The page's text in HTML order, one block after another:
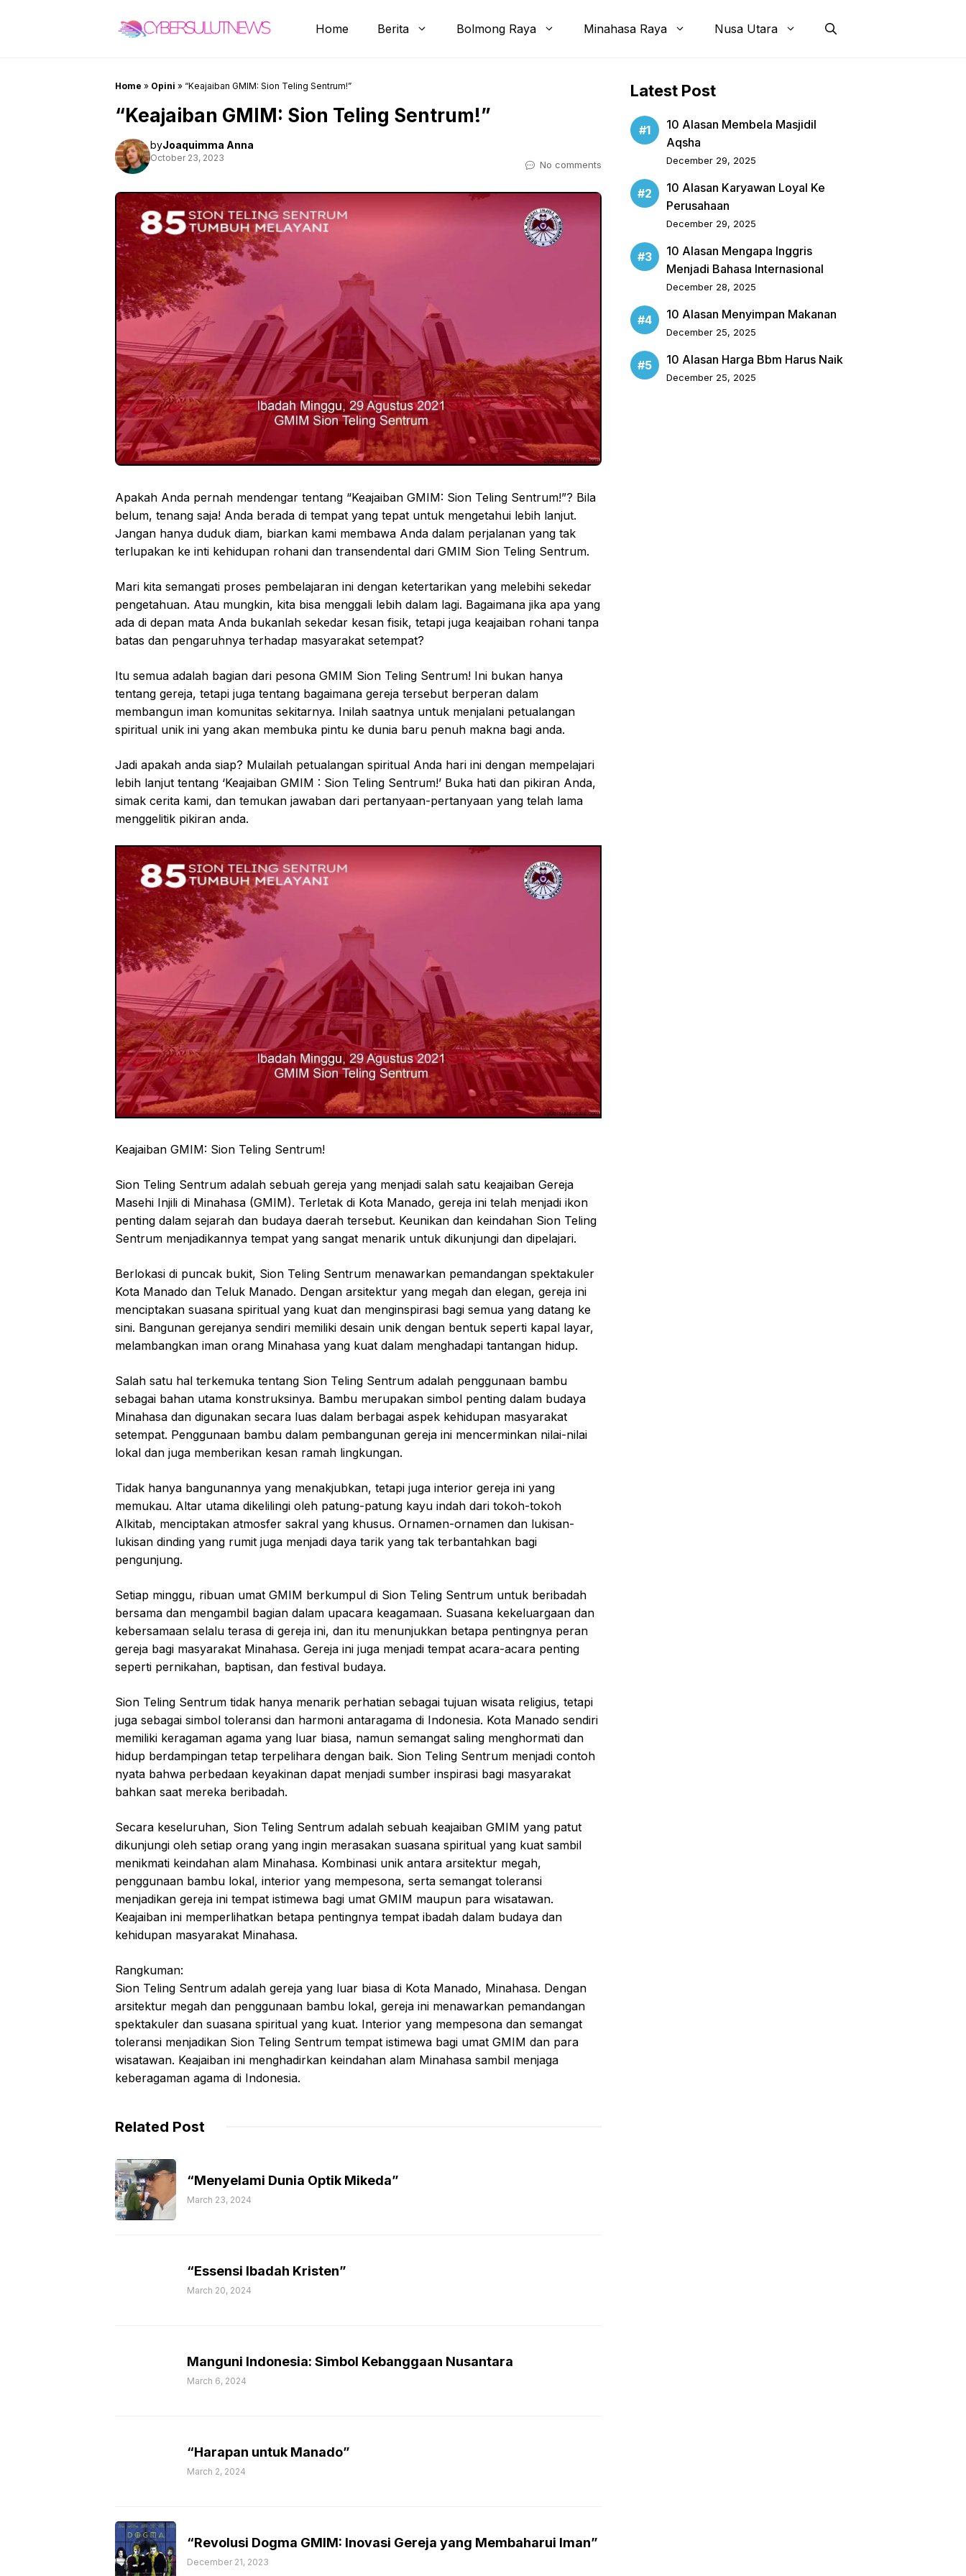
Home Berita Bolmong Raya Minahasa Raya Nusa Utara
Home » Opini » “Keajaiban GMIM: Sion Teling Sentrum!”
“Keajaiban GMIM: Sion Teling Sentrum!”
byJoaquimma Anna
October 23, 2023
No comments
Apakah Anda pernah mendengar tentang “Keajaiban GMIM: Sion Teling Sentrum!”? Bila
belum, tenang saja! Anda berada di tempat yang tepat untuk mengetahui lebih lanjut.
Jangan hanya duduk diam, biarkan kami membawa Anda dalam perjalanan yang tak
terlupakan ke inti kehidupan rohani dan transendental dari GMIM Sion Teling Sentrum.
Mari kita semangati proses pembelajaran ini dengan ketertarikan yang melebihi sekedar
pengetahuan. Atau mungkin, kita bisa menggali lebih dalam lagi. Bagaimana jika apa yang
ada di depan mata Anda bukanlah sekedar kesan fisik, tetapi juga keajaiban rohani tanpa
batas dan pengaruhnya terhadap masyarakat setempat?
Itu semua adalah bagian dari pesona GMIM Sion Teling Sentrum! Ini bukan hanya
tentang gereja, tetapi juga tentang bagaimana gereja tersebut berperan dalam
membangun iman komunitas sekitarnya. Inilah saatnya untuk menjalani petualangan
spiritual unik ini yang akan membuka pintu ke dunia baru penuh makna bagi anda.
Jadi apakah anda siap? Mulailah petualangan spiritual Anda hari ini dengan mempelajari
lebih lanjut tentang ‘Keajaiban GMIM : Sion Teling Sentrum!’ Buka hati dan pikiran Anda,
simak cerita kami, dan temukan jawaban dari pertanyaan-pertanyaan yang telah lama
menggelitik pikiran anda.
Keajaiban GMIM: Sion Teling Sentrum!
Sion Teling Sentrum adalah sebuah gereja yang menjadi salah satu keajaiban Gereja
Masehi Injili di Minahasa (GMIM). Terletak di Kota Manado, gereja ini telah menjadi ikon
penting dalam sejarah dan budaya daerah tersebut. Keunikan dan keindahan Sion Teling
Sentrum menjadikannya tempat yang sangat menarik untuk dikunjungi dan dipelajari.
Berlokasi di puncak bukit, Sion Teling Sentrum menawarkan pemandangan spektakuler
Kota Manado dan Teluk Manado. Dengan arsitektur yang megah dan elegan, gereja ini
menciptakan suasana spiritual yang kuat dan menginspirasi bagi semua yang datang ke
sini. Bangunan gerejanya sendiri memiliki desain unik dengan bentuk seperti kapal layar,
melambangkan iman orang Minahasa yang kuat dalam menghadapi tantangan hidup.
Salah satu hal terkemuka tentang Sion Teling Sentrum adalah penggunaan bambu
sebagai bahan utama konstruksinya. Bambu merupakan simbol penting dalam budaya
Minahasa dan digunakan secara luas dalam berbagai aspek kehidupan masyarakat
setempat. Penggunaan bambu dalam pembangunan gereja ini mencerminkan nilai-nilai
lokal dan juga memberikan kesan ramah lingkungan.
Tidak hanya bangunannya yang menakjubkan, tetapi juga interior gereja ini yang
memukau. Altar utama dikelilingi oleh patung-patung kayu indah dari tokoh-tokoh
Alkitab, menciptakan atmosfer sakral yang khusus. Ornamen-ornamen dan lukisan-
lukisan dinding yang rumit juga menjadi daya tarik yang tak terbantahkan bagi
pengunjung.
Setiap minggu, ribuan umat GMIM berkumpul di Sion Teling Sentrum untuk beribadah
bersama dan mengambil bagian dalam upacara keagamaan. Suasana kekeluargaan dan
kebersamaan selalu terasa di gereja ini, dan itu menunjukkan betapa pentingnya peran
gereja bagi masyarakat Minahasa. Gereja ini juga menjadi tempat acara-acara penting
seperti pernikahan, baptisan, dan festival budaya.
Sion Teling Sentrum tidak hanya menarik perhatian sebagai tujuan wisata religius, tetapi
juga sebagai simbol toleransi dan harmoni antaragama di Indonesia. Kota Manado sendiri
memiliki keragaman agama yang luar biasa, namun semangat saling menghormati dan
hidup berdampingan tetap terpelihara dengan baik. Sion Teling Sentrum menjadi contoh
nyata bahwa perbedaan keyakinan dapat menjadi sumber inspirasi bagi masyarakat
bahkan saat mereka beribadah.
Secara keseluruhan, Sion Teling Sentrum adalah sebuah keajaiban GMIM yang patut
dikunjungi oleh setiap orang yang ingin merasakan suasana spiritual yang kuat sambil
menikmati keindahan alam Minahasa. Kombinasi unik antara arsitektur megah,
penggunaan bambu lokal, interior yang mempesona, serta semangat toleransi
menjadikan gereja ini tempat istimewa bagi umat GMIM maupun para wisatawan.
Keajaiban ini memperlihatkan betapa pentingnya tempat ibadah dalam budaya dan
kehidupan masyarakat Minahasa.
Rangkuman:
Sion Teling Sentrum adalah gereja yang luar biasa di Kota Manado, Minahasa. Dengan
arsitektur megah dan penggunaan bambu lokal, gereja ini menawarkan pemandangan
spektakuler dan suasana spiritual yang kuat. Interior yang mempesona dan semangat
toleransi menjadikan Sion Teling Sentrum tempat istimewa bagi umat GMIM dan para
wisatawan. Keajaiban ini menghadirkan keindahan alam Minahasa sambil menjaga
keberagaman agama di Indonesia.
Related Post
“Menyelami Dunia Optik Mikeda”
March 23, 2024
“Essensi Ibadah Kristen”
March 20, 2024
Manguni Indonesia: Simbol Kebanggaan Nusantara
March 6, 2024
“Harapan untuk Manado”
March 2, 2024
“Revolusi Dogma GMIM: Inovasi Gereja yang Membaharui Iman”
December 21, 2023
Latest Post
10 Alasan Membela Masjidil
Aqsha
December 29, 2025
10 Alasan Karyawan Loyal Ke
Perusahaan
December 29, 2025
10 Alasan Mengapa Inggris
Menjadi Bahasa Internasional
December 28, 2025
10 Alasan Menyimpan Makanan
December 25, 2025
10 Alasan Harga Bbm Harus Naik
December 25, 2025